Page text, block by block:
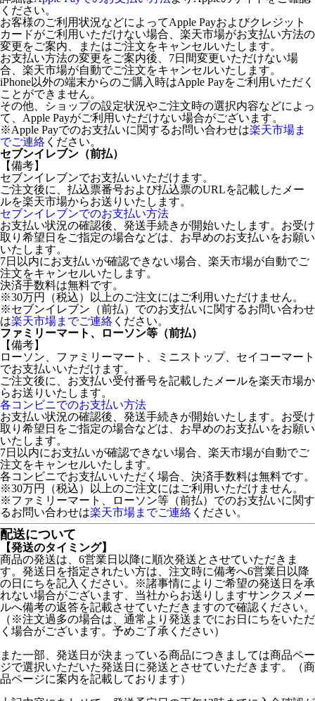
ください。
お客様のご利用状況などによってApple Payおよびクレジット
カードがご利用いただけない場合、楽天市場がお支払い方法の
変更をご案内、またはご注文をキャンセルいたします。
お支払い方法の変更をご案内後、7日間変更いただけない場
合、楽天市場が自動でご注文をキャンセルいたします。
iPhone以外の端末からのご購入時はApple Payをご利用いただく
ことができません。
その他、ショップの設定状況やご注文時の選択内容などによっ
て、Apple Payがご利用いただけない場合がございます。
※Apple Payでのお支払いに関するお問い合わせは楽天市場ま
でご連絡 ください。
セブンイレブン（前払）
【備考】
セブンイレブンでお支払いいただけます。
ご注文後に、払込票番号および払込票のURLを記載したメー
ルを楽天市場からお送りいたします。
セブンイレブンでのお支払い方法
お支払い状況の確認後、発送手続きが開始いたします。お受け
取り希望日をご指定の場合などは、お早めのお支払いをお願い
いたします。
7日以内にお支払いが確認できない場合、楽天市場が自動でご
注文をキャンセルいたします。
決済手数料は無料です。
※30万円（税込）以上のご注文にはご利用いただけません。
※セブンイレブン（前払）でのお支払いに関するお問い合わせ
は楽天市場までご連絡 ください。
ファミリーマート、ローソン等（前払）
【備考】
ローソン、ファミリーマート、ミニストップ、セイコーマート
でお支払いいただけます。
ご注文後に、お支払い受付番号を記載したメールを楽天市場か
らお送りいたします。
各コンビニでのお支払い方法
お支払い状況の確認後、発送手続きが開始いたします。お受け
取り希望日をご指定の場合などは、お早めのお支払いをお願い
いたします。
7日以内にお支払いが確認できない場合、楽天市場が自動でご
注文をキャンセルいたします。
各コンビニでお支払いいただく場合、決済手数料は無料です。
※30万円（税込）以上のご注文にはご利用いただけません。
※ファミリーマート、ローソン等（前払）でのお支払いに関す
るお問い合わせは楽天市場までご連絡 ください。
配送について
【発送のタイミング】
商品の発送は、6営業日以降に順次発送とさせていただきま
す。発送日を指定されたい方は、注文時に備考へ6営業日以降
の日にちを記入ください。※諸事情によりご希望の発送日を承
れない場合がございます、当社からお送りしますサンクスメー
ルへ備考の返答を記載させていただきますので確認ください。
（※注文過多の場合は、通常より発送までにお日にちをいただ
く場合がございます。予めご了承ください）
また一部、発送日が決まっている商品につきましては商品ペー
ジで選択いただいた発送日に発送とさせていただきます。（商
品ページに案内を記載しております）